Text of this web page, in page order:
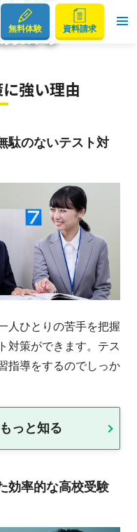
無料体験 資料請求
指導
強い理由
駄のないテスト対
人ひとりの苦手を把握
対策ができます。テス
指導をするのでしっか
っと知る
効率的な高校受験